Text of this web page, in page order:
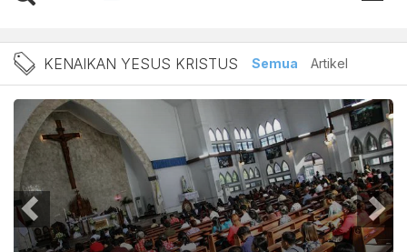
Berita Kenaikan Yesus
KENAIKAN YESUS KRISTUS Semua Artikel